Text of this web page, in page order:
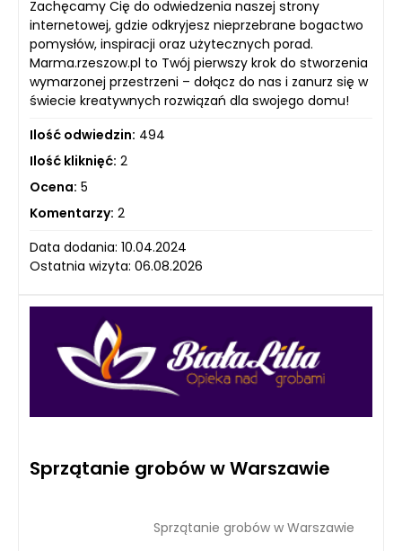
Zachęcamy Cię do odwiedzenia naszej strony
internetowej, gdzie odkryjesz nieprzebrane bogactwo
pomysłów, inspiracji oraz użytecznych porad.
Marma.rzeszow.pl to Twój pierwszy krok do stworzenia
wymarzonej przestrzeni – dołącz do nas i zanurz się w
świecie kreatywnych rozwiązań dla swojego domu!
Ilość odwiedzin: 494
Ilość kliknięć: 2
Ocena: 5
Komentarzy: 2
Data dodania: 10.04.2024
Ostatnia wizyta: 06.08.2026
Sprzątanie grobów w Warszawie
Sprzątanie grobów w Warszawie